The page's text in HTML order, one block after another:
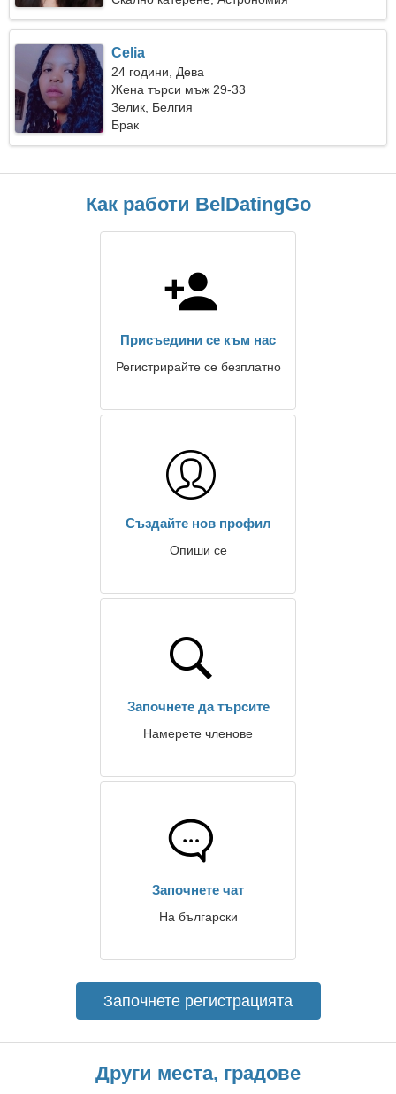
Celia
24 години, Дева
Жена търси мъж 29-33
Зелик, Белгия
Брак
Как работи BelDatingGo
Присъедини се към нас
Регистрирайте се безплатно
Създайте нов профил
Опиши се
Започнете да търсите
Намерете членове
Започнете чат
На български
Започнете регистрацията
Други места, градове